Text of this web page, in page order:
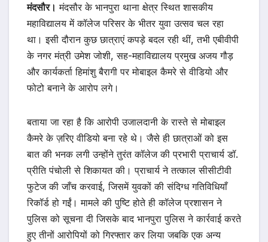
मंदसौर। मंदसौर के भानपुरा थाना क्षेत्र स्थित शासकीय
महाविद्यालय में कॉलेज परिसर के भीतर युवा उत्सव चल रहा
था। इसी दौरान कुछ छात्राएं कपड़े बदल रही थीं, तभी एबीवीपी
के नगर मंत्री उमेश जोशी, सह-महाविद्यालय प्रमुख अजय गौड़
और कार्यकर्ता हिमांशु बैरागी पर मोबाइल कैमरे से वीडियो और
फोटो बनाने के आरोप लगे।
बताया जा रहा है कि आरोपी उजालदानी के रास्ते से मोबाइल
कैमरे के ज़रिए वीडियो बना रहे थे। जैसे ही छात्राओं को इस
बात की भनक लगी उन्होंने तुरंत कॉलेज की प्रभारी प्राचार्य डॉ.
प्रीति पंचोली से शिकायत की। प्राचार्य ने तत्काल सीसीटीवी
फुटेज की जाँच करवाई, जिसमें युवकों की संदिग्ध गतिविधियाँ
रिकॉर्ड हो गईं। मामले की पुष्टि होते ही कॉलेज प्रशासन ने
पुलिस को सूचना दी जिसके बाद भानपुरा पुलिस ने कार्रवाई करते
हुए तीनों आरोपियों को गिरफ्तार कर लिया जबकि एक अन्य